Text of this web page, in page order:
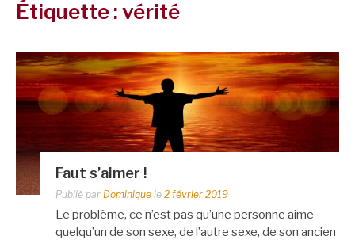
Étiquette :vérité
Faut s’aimer !
Publié par Dominique le 2 février 2019
Le problème, ce n’est pas qu’une personne aime
quelqu’un de son sexe, de l’autre sexe, de son ancien